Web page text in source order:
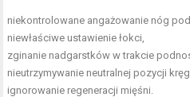
niekontrolowane angażowanie nóg
niewłaściwe ustawienie łokci,
zginanie nadgarstków w trakcie
nieutrzymywanie neutralnej pozycji
ignorowanie regeneracji mięśni.